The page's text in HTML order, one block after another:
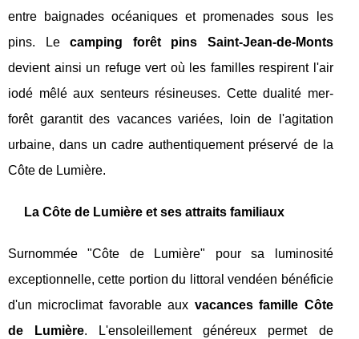
entre baignades océaniques et promenades sous les
pins. Lecamping forêt pins Saint-Jean-de-Monts
devient ainsi un refuge vert où les familles respirent l'air
iodé mêlé aux senteurs résineuses. Cette dualité mer-
forêt garantit des vacances variées, loin de l'agitation
urbaine, dans un cadre authentiquement préservé de la
Côte de Lumière.
La Côte de Lumière et ses attraits familiaux
Surnommée "Côte de Lumière" pour sa luminosité
exceptionnelle, cette portion du littoral vendéen bénéficie
d'un microclimat favorable aux vacances famille Côte
de Lumière. L'ensoleillement généreux permet de